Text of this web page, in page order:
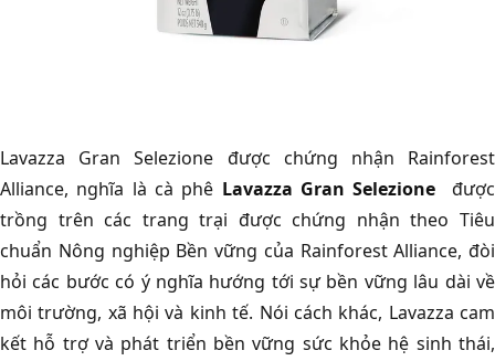
Lavazza Gran Selezione được chứng nhận Rainforest
Alliance, nghĩa là cà phê Lavazza Gran Selezione được
trồng trên các trang trại được chứng nhận theo Tiêu
chuẩn Nông nghiệp Bền vững của Rainforest Alliance, đòi
hỏi các bước có ý nghĩa hướng tới sự bền vững lâu dài về
môi trường, xã hội và kinh tế. Nói cách khác, Lavazza cam
kết hỗ trợ và phát triển bền vững sức khỏe hệ sinh thái,